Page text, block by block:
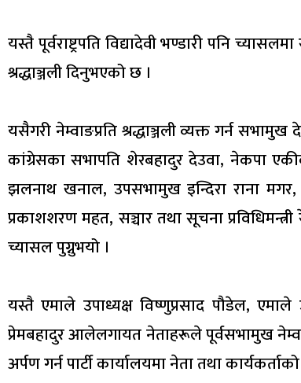
यस्तै पूर्वराष्ट्रपति विद्यादेवी भण्डारी पनि
श्रद्धाञ्जली दिनुभएको छ ।
यसैगरी नेम्वाङप्रति श्रद्धाञ्जली व्यक्त गर्न
कांग्रेसका सभापति शेरबहादुर देउवा, नेकपा
झलनाथ खनाल, उपसभामुख इन्दिरा राना मगर,
प्रकाशशरण महत, सञ्चार तथा सूचना
च्यासल पुग्नुभयो ।
यस्तै एमाले उपाध्यक्ष विष्णुप्रसाद पौडेल,
प्रेमबहादुर आलेलगायत नेताहरूले पूर्वसभामुख
अर्पण गर्न पार्टी कार्यालयमा नेता तथा